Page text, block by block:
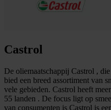
Castrol
De oliemaatschappij Castrol ,
bied een breed assortiment van
vele gebieden. Castrol heeft
55 landen . De focus ligt op
van consumenten is Castrol is